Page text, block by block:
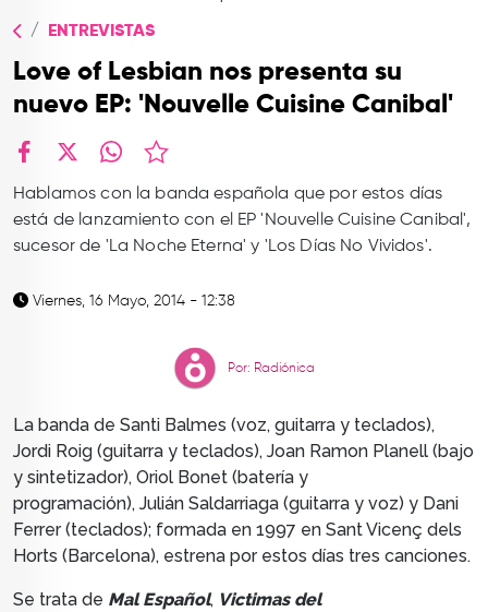
CONTACTO
ENTREVISTAS
Love of Lesbian nos presenta su
nuevo EP: 'Nouvelle Cuisine Canibal'
Hablamos con la banda española que por estos días
está de lanzamiento con el EP 'Nouvelle Cuisine Canibal',
sucesor de 'La Noche Eterna' y 'Los Días No Vividos'.
Viernes, 16 Mayo, 2014 - 12:38
Por: Radiónica
La banda de Santi Balmes (voz, guitarra y teclados),
Jordi Roig (guitarra y teclados), Joan Ramon Planell (bajo
y sintetizador), Oriol Bonet (batería y
programación), Julián Saldarriaga (guitarra y voz) y Dani
Ferrer (teclados); formada en 1997 en Sant Vicenç dels
Horts (Barcelona), estrena por estos días tres canciones.
Se trata de Mal Español, Victimas del